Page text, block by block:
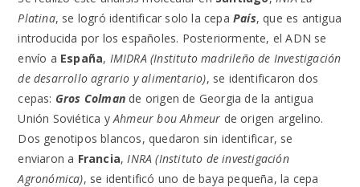
Platina, se logró identificar solo la cepa País, que es antigua
introducida por los españoles. Posteriormente, el ADN se
envío a España, IMIDRA (Instituto madrileño de Investigación
de desarrollo agrario y alimentario), se identificaron dos
cepas: Gros Colman de origen de Georgia de la antigua
Unión Soviética y Ahmeur bou Ahmeur de origen argelino.
Dos genotipos blancos, quedaron sin identificar, se
enviaron a Francia, INRA (Instituto de investigación
Agronómica), se identificó uno de baya pequeña, la cepa